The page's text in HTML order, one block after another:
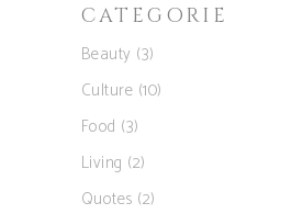
CATEGORIE
Beauty (3)
Culture (10)
Food (3)
Living (2)
Quotes (2)